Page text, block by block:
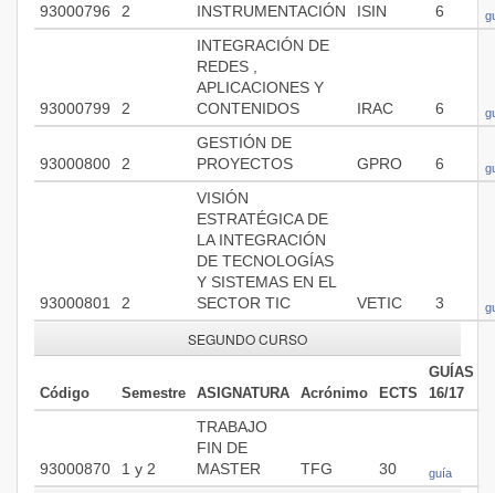
93000796 2
INSTRUMENTACIÓN
ISIN 6
93000799 2
INTEGRACIÓN DE
REDES ,
APLICACIONES Y
CONTENIDOS
IRAC 6
93000800 2
GESTIÓN DE
PROYECTOS
GPRO 6
93000801 2
VISIÓN
ESTRATÉGICA DE
LA INTEGRACIÓN
DE TECNOLOGÍAS
Y SISTEMAS EN EL
SECTOR TIC
VETIC 3
SEGUNDO CURSO
Código Semestre ASIGNATURA Acrónimo ECTS
GUÍAS
16/17
93000870 1 y 2
TRABAJO
FIN DE
MASTER
TFG 30 guía